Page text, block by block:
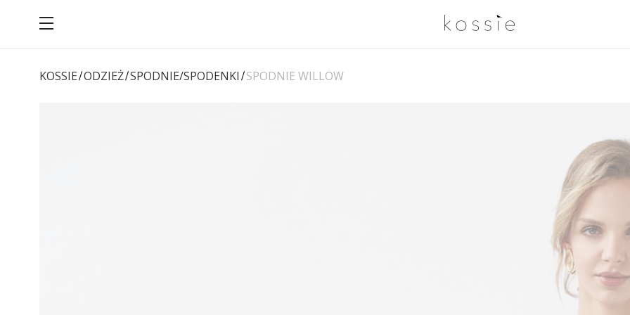
Menu
KOSSIE ODZIEŻ SPODNIE/SPODENKI SPODNIE WILLOW